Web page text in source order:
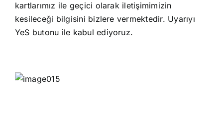
kartlarımız ile geçici olarak iletişimimizin
kesileceği bilgisini bizlere vermektedir. Uyarıyı
YeS butonu ile kabul ediyoruz.